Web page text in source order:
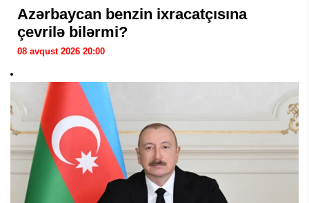
Azərbaycan benzin ixracatçısına
çevrilə bilərmi?
08 avqust 2026 20:00